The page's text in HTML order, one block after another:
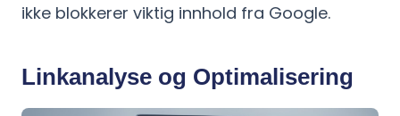
ikke blokkerer viktig innhold fra Google.
Linkanalyse og Optimalisering